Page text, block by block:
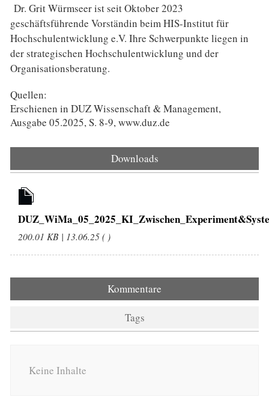
Dr. Grit Würmseer ist seit Oktober 2023
geschäftsführende Vorständin beim HIS-Institut für
Hochschulentwicklung e.V. Ihre Schwerpunkte liegen in
der strategischen Hochschulentwicklung und der
Organisationsberatung.
Quellen:
Erschienen in DUZ Wissenschaft & Management,
Ausgabe 05.2025, S. 8-9, www.duz.de
Downloads
200.01 KB | 13.06.25 ( )
Kommentare
Tags
Keine Inhalte